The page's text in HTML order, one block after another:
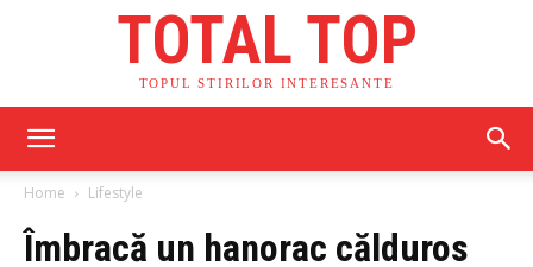
TOTAL TOP
TOPUL STIRILOR INTERESANTE
Home Lifestyle
Îmbracă un hanorac călduros